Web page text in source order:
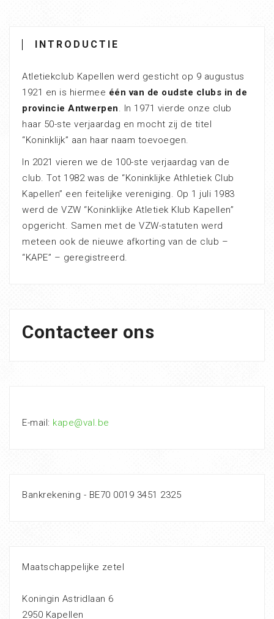
INTRODUCTIE
Atletiekclub Kapellen werd gesticht op 9 augustus
1921 en is hiermee één van de oudste clubs in de
provincie Antwerpen. In 1971 vierde onze club
haar 50-ste verjaardag en mocht zij de titel
“Koninklijk” aan haar naam toevoegen.
In 2021 vieren we de 100-ste verjaardag van de
club. Tot 1982 was de “Koninklijke Athletiek Club
Kapellen” een feitelijke vereniging. Op 1 juli 1983
werd de VZW “Koninklijke Atletiek Klub Kapellen”
opgericht. Samen met de VZW-statuten werd
meteen ook de nieuwe afkorting van de club –
“KAPE” – geregistreerd.
Contacteer ons
E-mail: kape@val.be
Bankrekening - BE70 0019 3451 2325
Maatschappelijke zetel
Koningin Astridlaan 6
2950 Kapellen